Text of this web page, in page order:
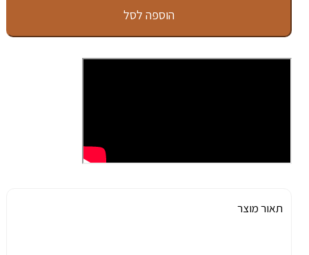
T
הוספה לסל
תאור מוצר